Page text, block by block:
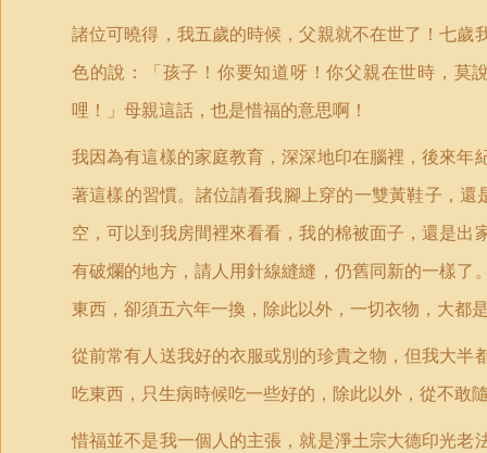
諸位可曉得，我五歲的時候，父親就不在世了！七
色的說：「孩子！你要知道呀！你父親在世時，莫
哩！」母親這話，也是惜福的意思啊！
我因為有這樣的家庭教育，深深地印在腦裡，後來
著這樣的習慣。諸位請看我腳上穿的一雙黃鞋子，
空，可以到我房間裡來看看，我的棉被面子，還是
有破爛的地方，請人用針線縫縫，仍舊同新的一樣
東西，卻須五六年一換，除此以外，一切衣物，大都
從前常有人送我好的衣服或別的珍貴之物，但我大
吃東西，只生病時候吃一些好的，除此以外，從不敢
惜福並不是我一個人的主張，就是淨土宗大德印光